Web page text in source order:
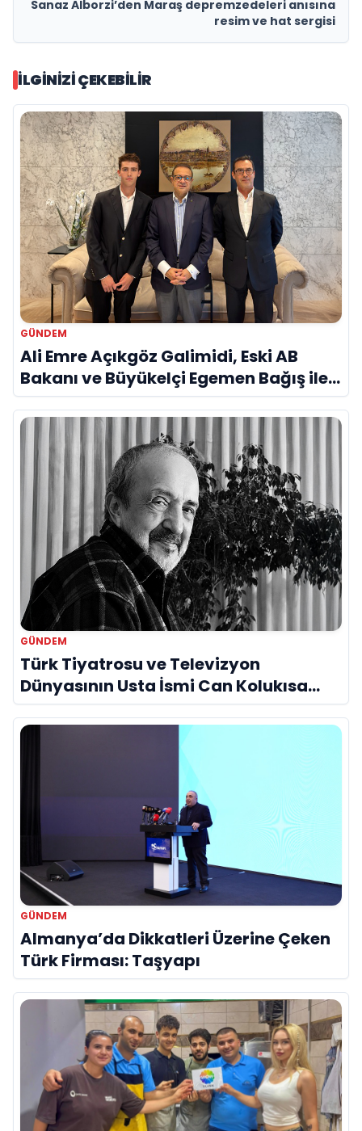
Sanaz Alborzi’den Maraş depremzedeleri anısına
resim ve hat sergisi
İLGINIZI ÇEKEBILIR
GÜNDEM
Ali Emre Açıkgöz Galimidi, Eski AB
Bakanı ve Büyükelçi Egemen Bağış ile
Bir Araya Geldi
GÜNDEM
Türk Tiyatrosu ve Televizyon
Dünyasının Usta İsmi Can Kolukısa
Hayatını Kaybetti
GÜNDEM
Almanya’da Dikkatleri Üzerine Çeken
Türk Firması: Taşyapı